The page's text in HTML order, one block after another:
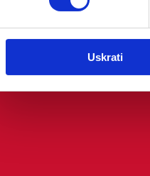
Uskrati